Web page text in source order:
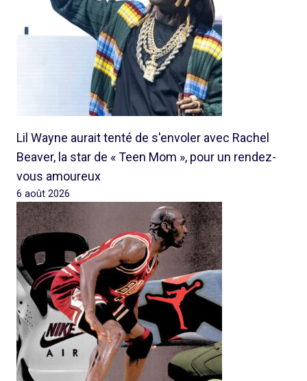
Lil Wayne aurait tenté de s'envoler avec Rachel
Beaver, la star de « Teen Mom », pour un rendez-
vous amoureux
6 août 2026